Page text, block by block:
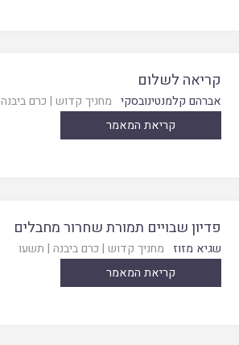
קריאה לשלום
אברהם קלמנטינובסקי מחניך קדוש | כרם ביבנה
קריאת המאמר
פדיון שבויים תמורת שחרור מחבלים
שגיא מזוז מחניך קדוש | כרם ביבנה | תשעו
קריאת המאמר